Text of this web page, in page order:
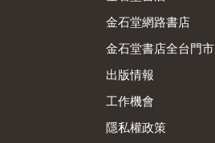
金石堂網路書店
金石堂書店全台門市
出版情報
工作機會
隱私權政策